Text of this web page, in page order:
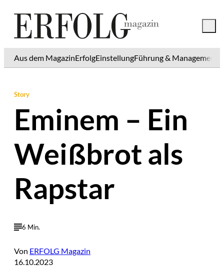
Aus dem MagazinErfolgEinstellungFührung & Management
Story
Eminem – Ein
Weißbrot als
Rapstar
6 Min.
Von ERFOLG Magazin
16.10.2023